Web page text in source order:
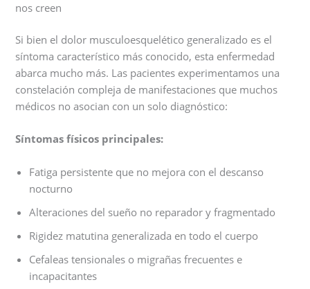
nos creen
Si bien el dolor musculoesquelético generalizado es el
síntoma característico más conocido, esta enfermedad
abarca mucho más. Las pacientes experimentamos una
constelación compleja de manifestaciones que muchos
médicos no asocian con un solo diagnóstico:
Síntomas físicos principales:
Fatiga persistente que no mejora con el descanso
nocturno
Alteraciones del sueño no reparador y fragmentado
Rigidez matutina generalizada en todo el cuerpo
Cefaleas tensionales o migrañas frecuentes e
incapacitantes